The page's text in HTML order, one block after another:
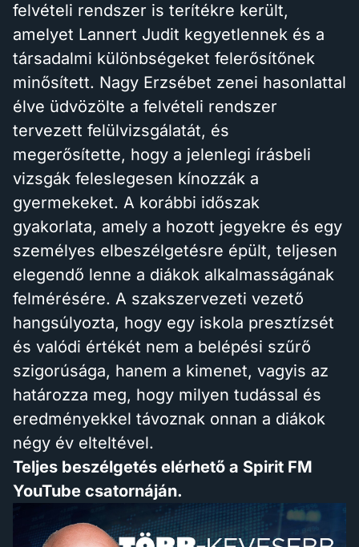
felvételi rendszer is terítékre került,
amelyet Lannert Judit kegyetlennek és a
társadalmi különbségeket felerősítőnek
minősített. Nagy Erzsébet zenei hasonlattal
élve üdvözölte a felvételi rendszer
tervezett felülvizsgálatát, és
megerősítette, hogy a jelenlegi írásbeli
vizsgák feleslegesen kínozzák a
gyermekeket. A korábbi időszak
gyakorlata, amely a hozott jegyekre és egy
személyes elbeszélgetésre épült, teljesen
elegendő lenne a diákok alkalmasságának
felmérésére. A szakszervezeti vezető
hangsúlyozta, hogy egy iskola presztízsét
és valódi értékét nem a belépési szűrő
szigorúsága, hanem a kimenet, vagyis az
határozza meg, hogy milyen tudással és
eredményekkel távoznak onnan a diákok
négy év elteltével.
Teljes beszélgetés elérhető a Spirit FM
YouTube csatornáján.